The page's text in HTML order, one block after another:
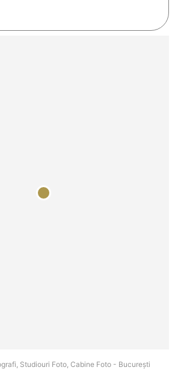
Studiouri Foto, Cabine Foto - Bucureşti